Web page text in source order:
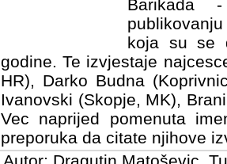
Barikada
koja su se
godine. Te izvjestaje
HR), Darko Budna
Ivanovski (Skopje, MK),
Vec naprijed pomenuta
preporuka da citate njihove